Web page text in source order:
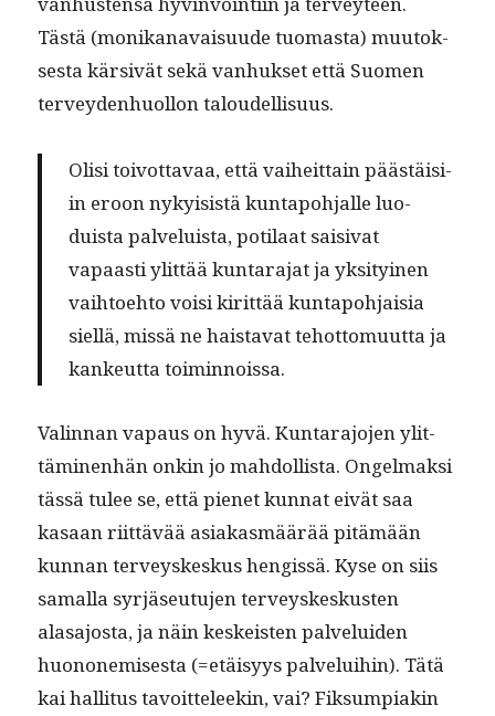
Tästä (monikanavaisu­ude tuo­mas­ta) muu­tok­
ses­ta kär­sivät sekä van­huk­set että Suomen
ter­vey­den­huol­lon taloudellisuus.
Olisi toiv­ot­tavaa, että vai­heit­tain päästäisi­
in eroon nyky­i­sistä kun­tapo­h­jalle luo­
duista palveluista, poti­laat saisi­vat
vapaasti ylit­tää kun­tara­jat ja yksi­tyi­nen
vai­h­toe­hto voisi kirit­tää kun­tapo­h­jaisia
siel­lä, mis­sä ne hais­ta­vat tehot­to­muut­ta ja
kankeut­ta toiminnoissa.
Valin­nan vapaus on hyvä. Kun­tara­jo­jen ylit­
tämi­nen­hän onkin jo mah­dol­lista. Ongel­mak­si
tässä tulee se, että pienet kun­nat eivät saa
kasaan riit­tävää asi­akas­määrää pitämään
kun­nan ter­veyskeskus hengis­sä. Kyse on siis
samal­la syr­jäseu­tu­jen ter­veyskeskusten
alasajos­ta, ja näin keskeis­ten palvelu­iden
huonone­mis­es­ta (=etäisyys palvelui­hin). Tätä
kai hal­li­tus tavoit­teleekin, vai? Fik­sumpiakin